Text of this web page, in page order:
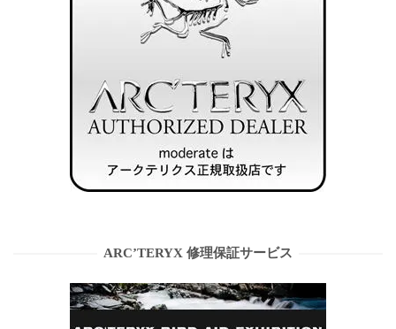
ARC’TERYX 修理保証サービス